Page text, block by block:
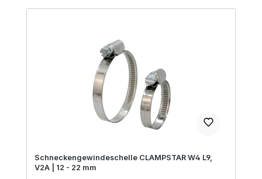
Schneckengewindeschelle CLAMPSTAR W4 L9,
V2A | 12 - 22 mm